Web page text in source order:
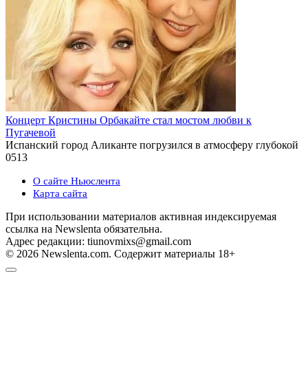
Концерт Кристины Орбакайте стал мостом любви к
Пугачевой
Испанский город Аликанте погрузился в атмосферу глубокой
0513
О сайте Ньюслента
Карта сайта
При использовании материалов активная индексируемая
ссылка на Newslenta обязательна.
Адрес редакции: tiunovmixs@gmail.com
© 2026 Newslenta.com. Содержит материалы 18+